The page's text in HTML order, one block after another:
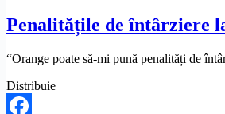
Penalitățile de întârziere
“Orange poate să-mi pună penalități de
Distribuie